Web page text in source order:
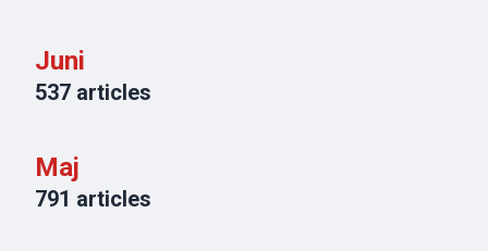
Juni
537 articles
Maj
791 articles